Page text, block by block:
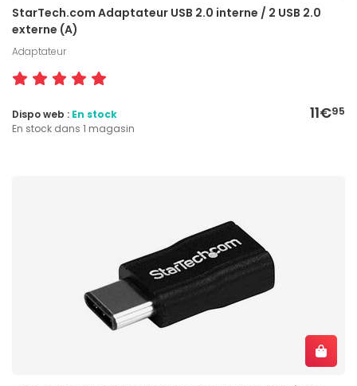
StarTech.com Adaptateur USB 2.0 interne / 2 USB 2.0
externe (A)
Adaptateur
11€95
Dispo web : En stock
En stock dans 1 magasin